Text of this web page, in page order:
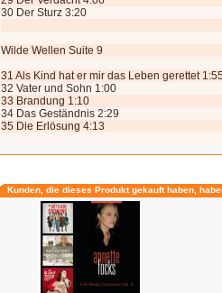
30 Der Sturz 3:20
Wilde Wellen Suite 9
31 Als Kind hat er mir das Leben gerettet 1:55
32 Vater und Sohn 1:00
33 Brandung 1:10
34 Das Geständnis 2:29
35 Die Erlösung 4:13
Kunden, die dieses Produkt gekauft haben,